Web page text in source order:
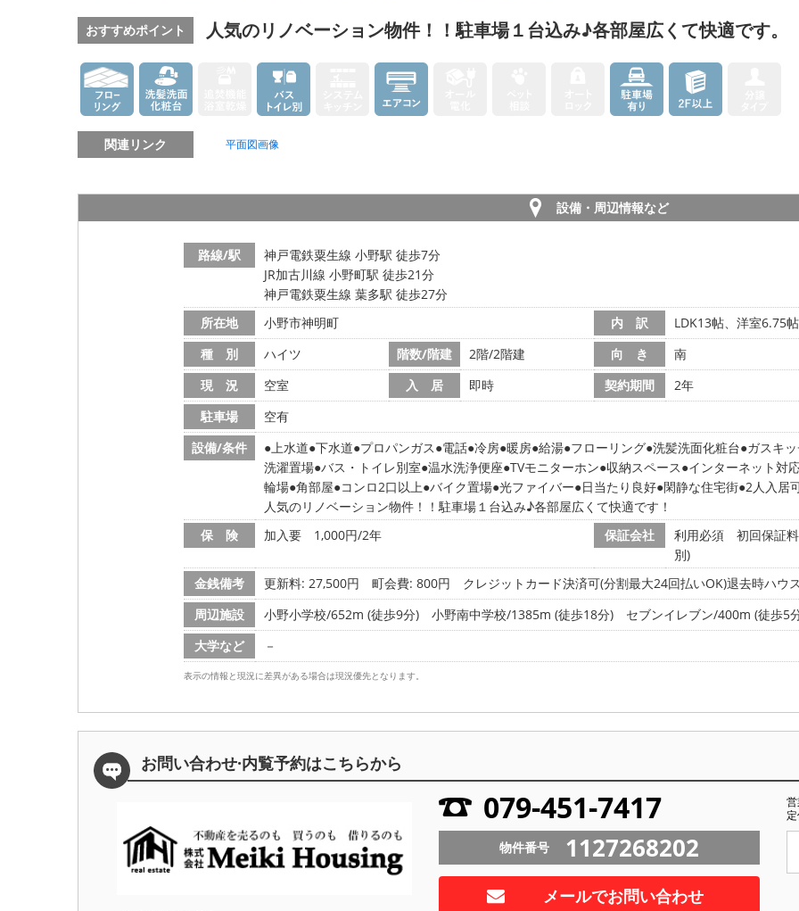
おすすめポイント 人気のリノベーション物件！！駐車場１台込み♪各部屋広くて快適です。
関連リンク 平面図画像
設備・周辺情報など
路線/駅
神戸電鉄粟生線 小野駅 徒歩7分
JR加古川線 小野町駅 徒歩21分
神戸電鉄粟生線 葉多駅 徒歩27分
所在地
小野市神明町 内 訳
LDK13帖、洋室6.75帖
種 別
ハイツ 階数/階建 2階/2階建 向 き
南
現 況
空室 入 居 即時 契約期間
2年
駐車場
空有
設備/条件
上水道 下水道 プロパンガス 電話 冷房 暖房 給湯 フローリング 洗髪洗面化粧台 ガスキ
洗濯置場 バス・トイレ別室 温水洗浄便座 TVモニターホン 収納スペース インターネット対
輪場 角部屋 コンロ2口以上 バイク置場 光ファイバー 日当たり良好 閑静な住宅街 2人入居
人気のリノベーション物件！！駐車場１台込み♪各部屋広くて快適です！
保 険
加入要 1,000円/2年 保証会社
利用必須 初回保証
別)
金銭備考
更新料: 27,500円 町会費: 800円
クレジットカード決済可(分割最大24回払いOK)退去時ハウ
周辺施設
小野小学校/652m (徒歩9分) 小野南中学校/1385m (徒歩18分)
セブンイレブン/400m (徒歩5
大学など
－
表示の情報と現況に差異がある場合は現況優先となります。
お問い合わせ·内覧予約はこちらから
079-451-7417
物件番号 1127268202
メールでお問い合わせ